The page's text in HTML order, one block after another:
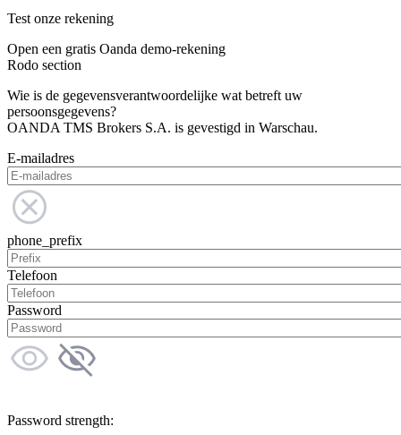
Test onze rekening
Open een gratis Oanda demo-rekening
Rodo section
Wie is de gegevensverantwoordelijke wat betreft uw
persoonsgegevens?
OANDA TMS Brokers S.A. is gevestigd in Warschau.
E-mailadres
phone_prefix
Telefoon
Password
Password strength: